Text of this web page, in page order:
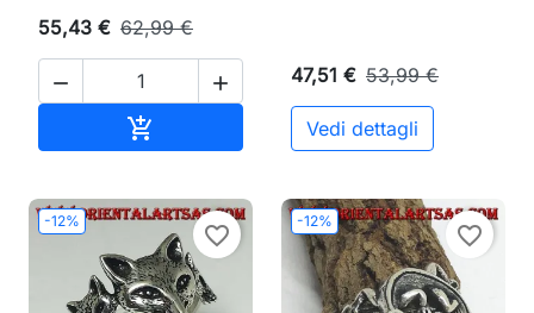
55,43 € 62,99 €
 
 Aggiungi al carrello
47,51 € 53,99 €
Vedi dettagli
-12%
favorite_border
-12%
favorite_border